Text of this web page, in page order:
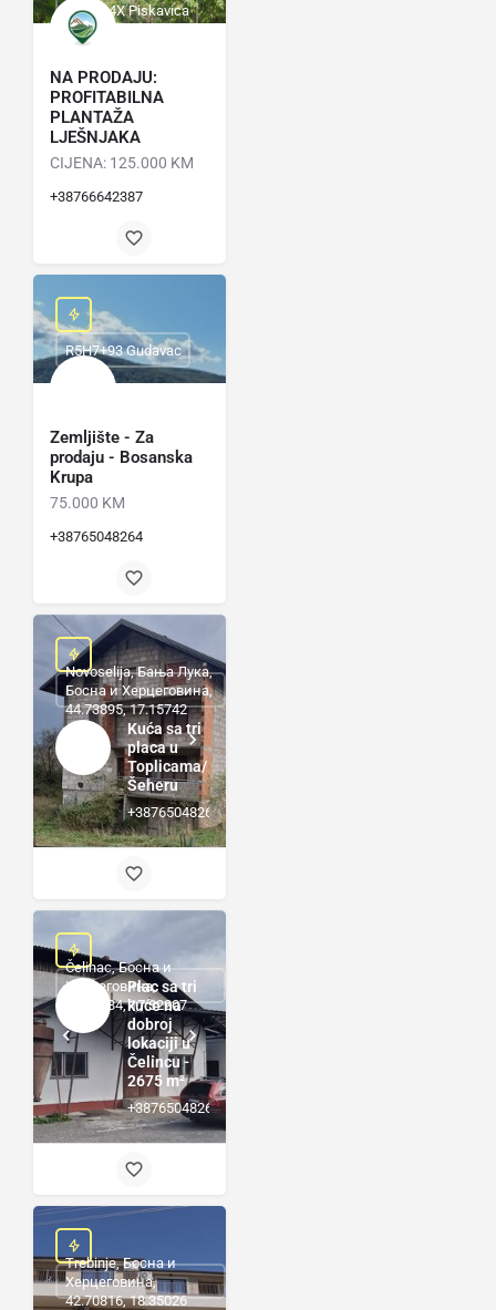
NA PRODAJU:
PROFITABILNA
PLANTAŽA
LJEŠNJAKA
CIJENA: 125.000 KM
+38766642387
VX4G+4X Piskavica
Zemljište - Za
prodaju - Bosanska
Krupa
75.000 KM
+38765048264
R5H7+93 Gudavac
Kuća sa tri
placa u
Toplicama/
Šeheru
+38765048264
Novoselija, Бања Лука,
Босна и Херцеговина,
44.73895, 17.15742
Plac sa tri
kuće na
dobroj
lokaciji u
Čelincu -
2675 m²
+38765048264
Čelinac, Босна и
Херцеговина,
44.72484, 17.32207
Trebinje, Босна и
Херцеговина,
42.70816, 18.35026